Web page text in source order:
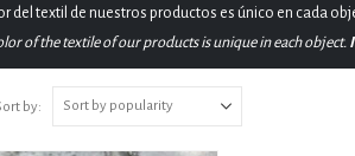
del textil de nuestros productos es único en cada
of the textile of our products is unique in each object.
by: